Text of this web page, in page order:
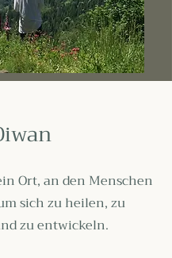
Ort, an den Menschen
sich zu heilen, zu
zu entwickeln.